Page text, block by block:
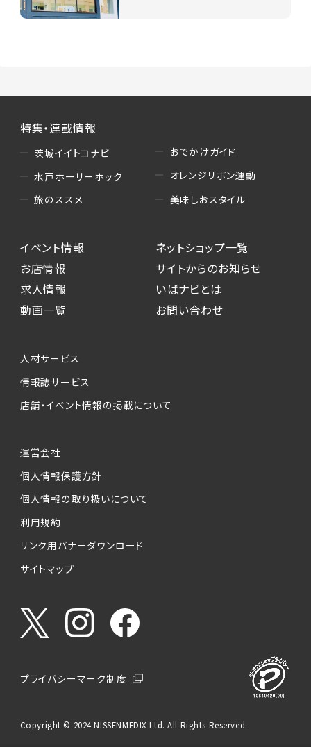
特集・連載情報
茨城イイトコナビ
水戸ホーリーホック
旅のススメ
おでかけガイド
オレンジリボン運動
美味しおスタイル
イベント情報
お店情報
求人情報
動画一覧
ネットショップ一覧
サイトからのお知らせ
いばナビとは
お問い合わせ
人材サービス
情報誌サービス
店舗・イベント情報の掲載について
運営会社
個人情報保護方針
個人情報の取り扱いについて
利用規約
リンク用バナーダウンロード
サイトマップ
プライバシーマーク制度
Copyright © 2024 NISSENMEDIX Ltd. All Rights Reserved.